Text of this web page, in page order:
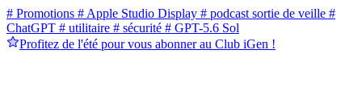
# Promotions # Apple Studio Display # podcast sortie de veille #
ChatGPT # utilitaire # sécurité # GPT-5.6 Sol
Profitez de l'été pour vous abonner au Club iGen !